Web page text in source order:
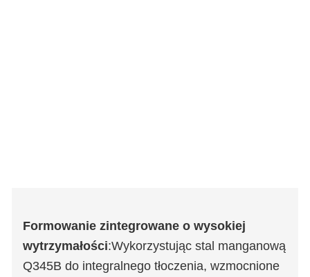
Formowanie zintegrowane o wysokiej
wytrzymałości:Wykorzystując stal manganową
Q345B do integralnego tłoczenia, wzmocnione